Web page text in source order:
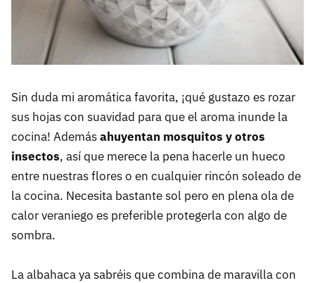
Sin duda mi aromática favorita, ¡qué gustazo es rozar
sus hojas con suavidad para que el aroma inunde la
cocina! Ademásahuyentan mosquitos y otros
insectos, así que merece la pena hacerle un hueco
entre nuestras flores o en cualquier rincón soleado de
la cocina. Necesita bastante sol pero en plena ola de
calor veraniego es preferible protegerla con algo de
sombra.
La albahaca ya sabréis que combina de maravilla con